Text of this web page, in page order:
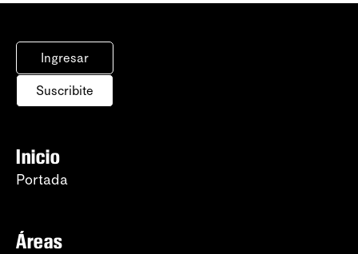
Ingresar
Suscribite
Inicio
Portada
Áreas